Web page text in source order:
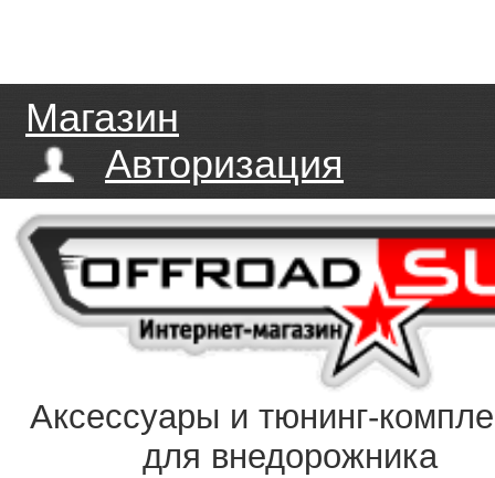
Магазин
Авторизация
Аксессуары и тюнинг-
для внедорожника